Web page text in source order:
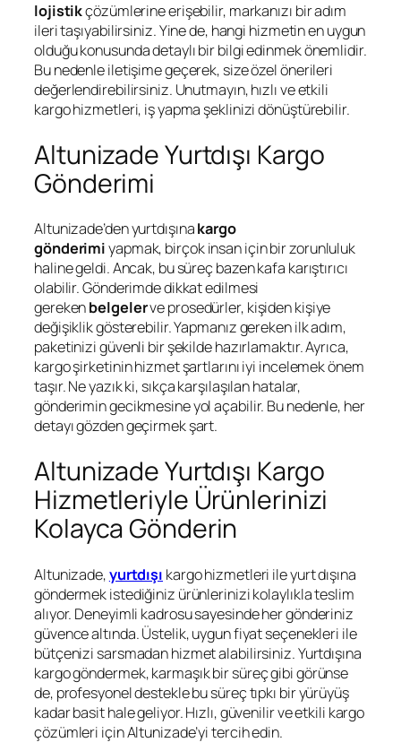
lojistikçözümlerine erişebilir, markanızı bir adım
ileri taşıyabilirsiniz. Yine de, hangi hizmetin en uygun
olduğu konusunda detaylı bir bilgi edinmek önemlidir.
Bu nedenle iletişime geçerek, size özel önerileri
değerlendirebilirsiniz. Unutmayın, hızlı ve etkili
kargo hizmetleri, iş yapma şeklinizi dönüştürebilir.
Altunizade Yurtdışı Kargo
Gönderimi
Altunizade’den yurtdışınakargo
gönderimiyapmak, birçok insan için bir zorunluluk
haline geldi. Ancak, bu süreç bazen kafa karıştırıcı
olabilir. Gönderimde dikkat edilmesi
gerekenbelgelerve prosedürler, kişiden kişiye
değişiklik gösterebilir. Yapmanız gereken ilk adım,
paketinizi güvenli bir şekilde hazırlamaktır. Ayrıca,
kargo şirketinin hizmet şartlarını iyi incelemek önem
taşır. Ne yazık ki, sıkça karşılaşılan hatalar,
gönderimin gecikmesine yol açabilir. Bu nedenle, her
detayı gözden geçirmek şart.
Altunizade Yurtdışı Kargo
Hizmetleriyle Ürünlerinizi
Kolayca Gönderin
Altunizade,yurtdışı kargo hizmetleri ile yurt dışına
göndermek istediğiniz ürünlerinizi kolaylıkla teslim
alıyor. Deneyimli kadrosu sayesinde her gönderiniz
güvence altında. Üstelik, uygun fiyat seçenekleri ile
bütçenizi sarsmadan hizmet alabilirsiniz. Yurtdışına
kargo göndermek, karmaşık bir süreç gibi görünse
de, profesyonel destekle bu süreç tıpkı bir yürüyüş
kadar basit hale geliyor. Hızlı, güvenilir ve etkili kargo
çözümleri için Altunizade’yi tercih edin.